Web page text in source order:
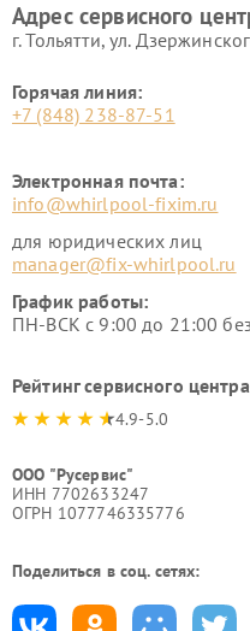
Адрес сервисного
г. Тольятти, ул.
Горячая линия:
+7 (848) 238-87-51
Электронная почта:
info@whirlpool-fixim.ru
для юридических лиц
manager@fix-whirlpool.ru
График работы:
ПН-ВСК с 9:00 до 21:00
Рейтинг сервисного центра
4.9-5.0
ООО "Русервис"
ИНН 7702633247
ОГРН 1077746335776
Поделиться в соц. сетях: